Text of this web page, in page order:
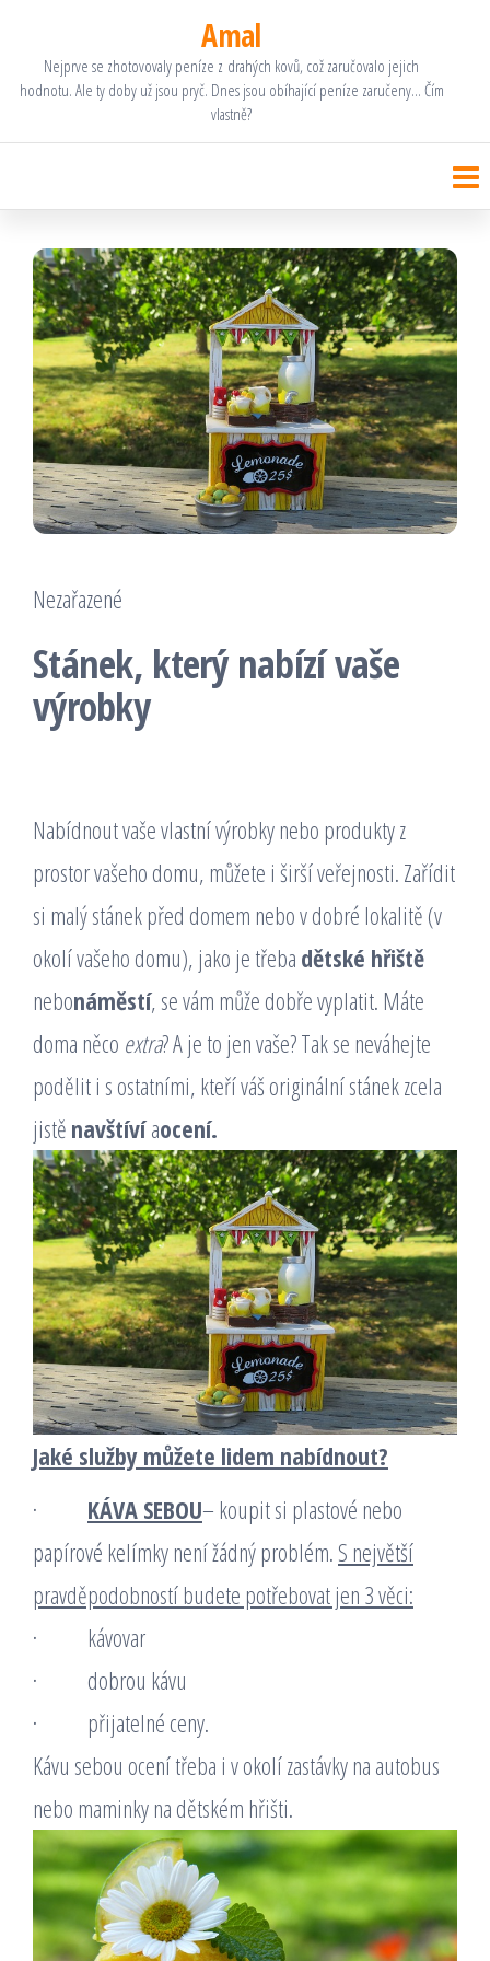
obsah
Amal
Nejprve se zhotovovaly peníze z drahých kovů, což zaručovalo jejich
hodnotu. Ale ty doby už jsou pryč. Dnes jsou obíhající peníze zaručeny… Čím
vlastně?
Nezařazené
Stánek, který nabízí vaše
výrobky
Nabídnout vaše vlastní výrobky nebo produkty z
prostor vašeho domu, můžete i širší veřejnosti. Zařídit
si malý stánek před domem nebo v dobré lokalitě (v
okolí vašeho domu), jako je třeba dětské hřiště
nebonáměstí, se vám může dobře vyplatit. Máte
doma něco extra? A je to jen vaše? Tak se neváhejte
podělit i s ostatními, kteří váš originální stánek zcela
jistě navštívíaocení.
Jaké služby můžete lidem nabídnout?
· KÁVA SEBOU– koupit si plastové nebo
papírové kelímky není žádný problém. S největší
pravděpodobností budete potřebovat jen 3 věci:
· kávovar
· dobrou kávu
· přijatelné ceny.
Kávu sebou ocení třeba i v okolí zastávky na autobus
nebo maminky na dětském hřišti.